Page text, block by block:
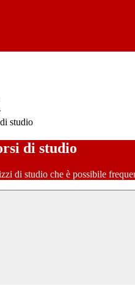
studio
di studio
di studio che è possibile